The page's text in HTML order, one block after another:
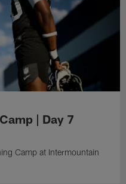
| Day 7
Camp at Intermountain